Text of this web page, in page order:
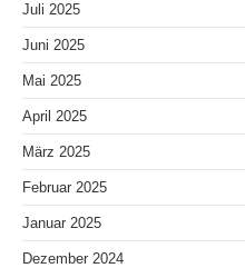
Juli 2025
Juni 2025
Mai 2025
April 2025
März 2025
Februar 2025
Januar 2025
Dezember 2024